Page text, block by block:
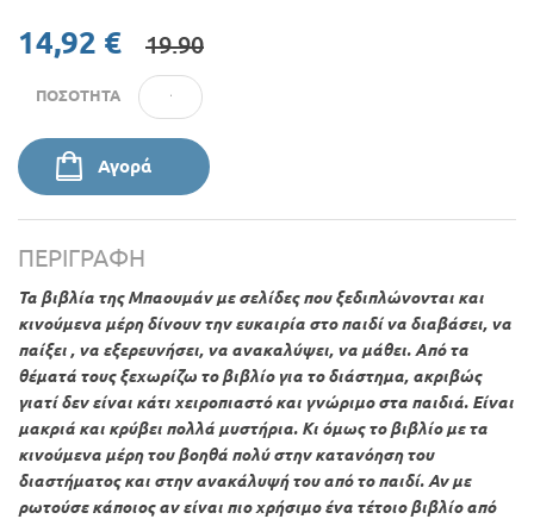
14,92 € 19.90
ΠΟΣΌΤΗΤΑ
Αγορά
ΠΕΡΙΓΡΑΦΉ
Τα βιβλία της Μπαουμάν με σελίδες που ξεδιπλώνονται και
κινούμενα μέρη δίνουν την ευκαιρία στο παιδί να διαβάσει, να
παίξει , να εξερευνήσει, να ανακαλύψει, να μάθει. Από τα
θέματά τους ξεχωρίζω το βιβλίο για το διάστημα, ακριβώς
γιατί δεν είναι κάτι χειροπιαστό και γνώριμο στα παιδιά. Είναι
μακριά και κρύβει πολλά μυστήρια. Κι όμως το βιβλίο με τα
κινούμενα μέρη του βοηθά πολύ στην κατανόηση του
διαστήματος και στην ανακάλυψή του από το παιδί. Αν με
ρωτούσε κάποιος αν είναι πιο χρήσιμο ένα τέτοιο βιβλίο από